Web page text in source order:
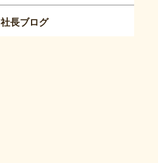
社長ブログ